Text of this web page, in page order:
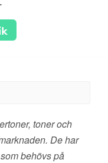
toner och
De har
behövs på